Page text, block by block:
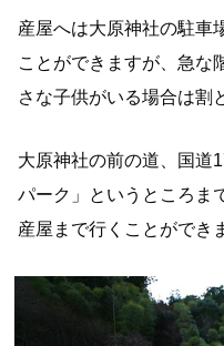
産屋へは大原神社の駐車
ことができますが、急な
さな子供がいる場合は割
大原神社の前の道、国道
パーク」というところま
産屋まで行くことができ